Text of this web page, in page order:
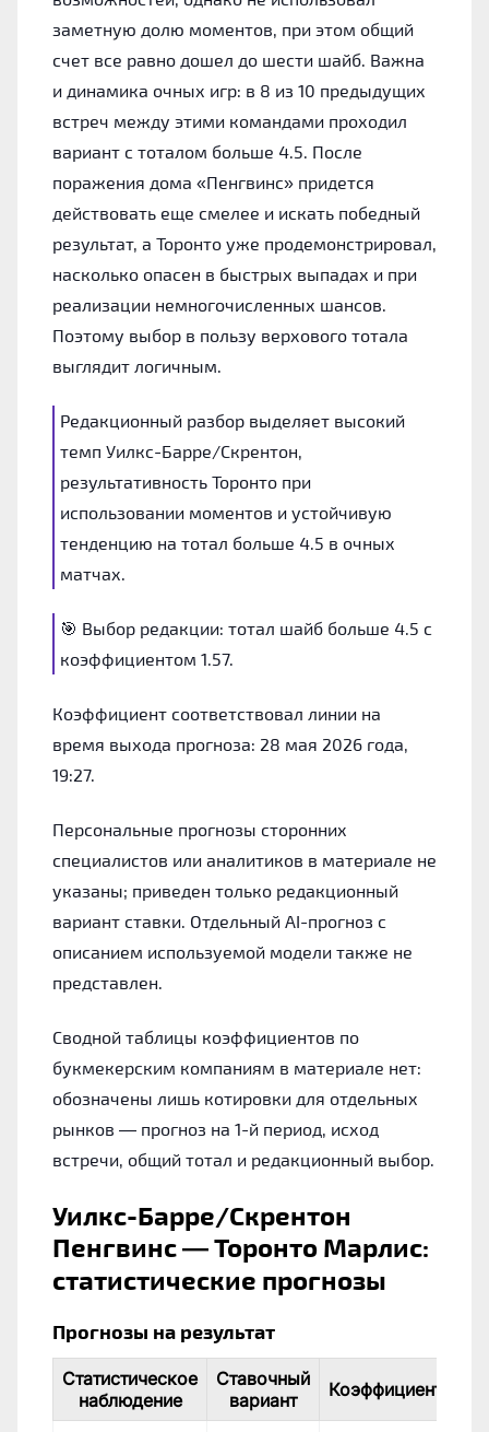
заметную долю моментов, при этом общий
счет все равно дошел до шести шайб. Важна
и динамика очных игр: в 8 из 10 предыдущих
встреч между этими командами проходил
вариант с тоталом больше 4.5. После
поражения дома «Пенгвинс» придется
действовать еще смелее и искать победный
результат, а Торонто уже продемонстрировал,
насколько опасен в быстрых выпадах и при
реализации немногочисленных шансов.
Поэтому выбор в пользу верхового тотала
выглядит логичным.
Редакционный разбор выделяет высокий
темп Уилкс-Барре/Скрентон,
результативность Торонто при
использовании моментов и устойчивую
тенденцию на тотал больше 4.5 в очных
матчах.
🎯 Выбор редакции: тотал шайб больше 4.5 с
коэффициентом 1.57.
Коэффициент соответствовал линии на
время выхода прогноза: 28 мая 2026 года,
19:27.
Персональные прогнозы сторонних
специалистов или аналитиков в материале не
указаны; приведен только редакционный
вариант ставки. Отдельный AI-прогноз с
описанием используемой модели также не
представлен.
Сводной таблицы коэффициентов по
букмекерским компаниям в материале нет:
обозначены лишь котировки для отдельных
рынков — прогноз на 1-й период, исход
встречи, общий тотал и редакционный выбор.
Уилкс-Барре/Скрентон
Пенгвинс — Торонто Марлис:
статистические прогнозы
Прогнозы на результат
Статистическое
наблюдение
Ставочный
вариант
Коэффициент